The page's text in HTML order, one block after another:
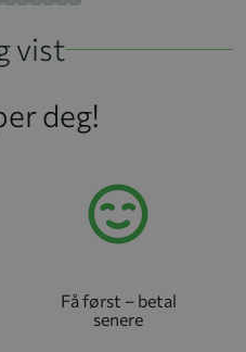
vist
deg!
Få først – betal
senere